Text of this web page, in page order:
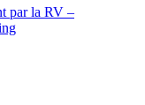
par la RV –